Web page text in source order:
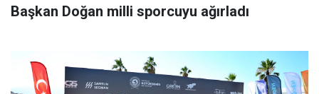
Başkan Doğan milli sporcuyu ağırladı